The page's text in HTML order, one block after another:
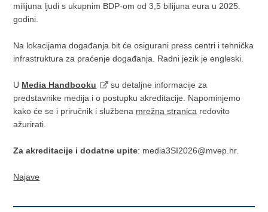
milijuna ljudi s ukupnim BDP-om od 3,5 bilijuna eura u 2025.
godini.
Na lokacijama događanja bit će osigurani press centri i tehnička
infrastruktura za praćenje događanja. Radni jezik je engleski.
U Media Handbooku
su detaljne informacije za
predstavnike medija i o postupku akreditacije. Napominjemo
kako će se i priručnik i službena mrežna stranica redovito
ažurirati.
Za akreditacije i dodatne upite: media3SI2026@mvep.hr.
Najave